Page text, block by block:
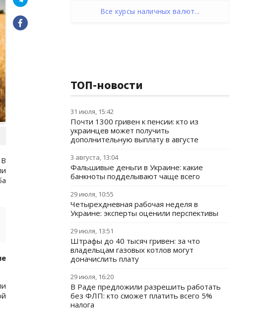
Все курсы наличных валют...
ТОП-новости
31 июля, 15:42
Почти 1300 гривен к пенсии: кто из
украинцев может получить
дополнительную выплату в августе
3 августа, 13:04
Фальшивые деньги в Украине: какие
банкноты подделывают чаще всего
29 июля, 10:55
Четырехдневная рабочая неделя в
Украине: эксперты оценили перспективы
29 июля, 13:51
Штрафы до 40 тысяч гривен: за что
владельцам газовых котлов могут
доначислить плату
29 июля, 16:20
В Раде предложили разрешить работать
без ФЛП: кто сможет платить всего 5%
налога